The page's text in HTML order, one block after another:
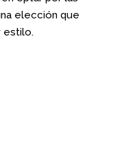
elección que
estilo.